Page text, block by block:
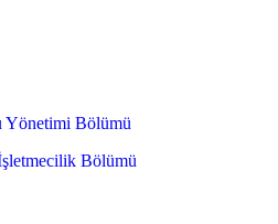
Yönetimi Bölümü
Bölümü